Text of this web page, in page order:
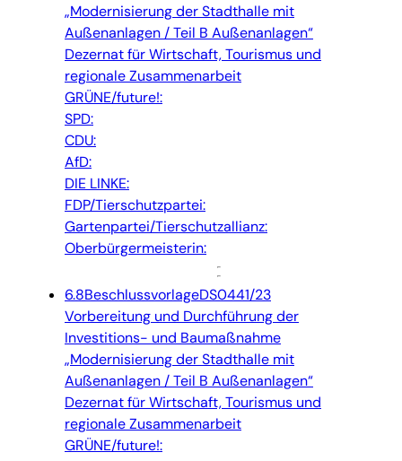
„Modernisierung der Stadthalle mit
Außenanlagen / Teil B Außenanlagen“
Dezernat für Wirtschaft, Tourismus und
regionale Zusammenarbeit
GRÜNE/future!:
SPD:
CDU:
AfD:
DIE LINKE:
FDP/Tierschutzpartei:
Gartenpartei/Tierschutzallianz:
Oberbürgermeisterin:
6.8BeschlussvorlageDS0441/23
Vorbereitung und Durchführung der
Investitions- und Baumaßnahme
„Modernisierung der Stadthalle mit
Außenanlagen / Teil B Außenanlagen“
Dezernat für Wirtschaft, Tourismus und
regionale Zusammenarbeit
GRÜNE/future!: